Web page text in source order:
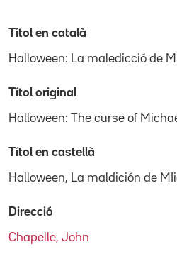
Títol en català
Halloween: La maledicció de
Títol original
Halloween: The curse of
Títol en castellà
Halloween, La maldición de
Direcció
Chapelle, John